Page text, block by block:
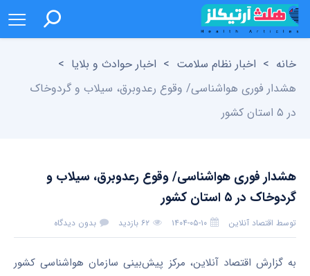
خانه > اخبار نظام سلامت > اخبار حوادث و بلایا >
هشدار فوری هواشناسی/ وقوع رعدوبرق، سیلاب و گردوخاک
در ۵ استان کشور
هشدار فوری هواشناسی/ وقوع رعدوبرق، سیلاب و
گردوخاک در ۵ استان کشور
توسط اقتصاد آنلاین ۱۴۰۴-۰۵-۱۰ ۶۲ بازدید بدون دیدگاه
به گزارش اقتصاد آنلاین، مرکز پیش‌بینی سازمان هواشناسی کشور